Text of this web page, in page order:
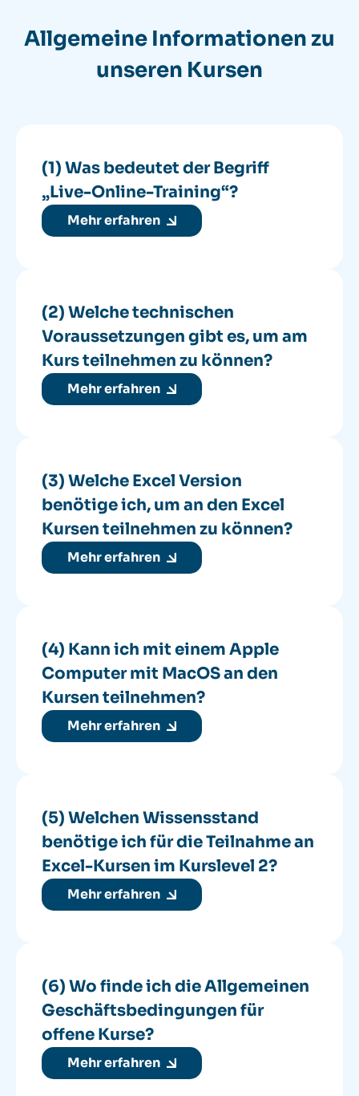
Allgemeine Informationen zu
unseren Kursen
(1) Was bedeutet der Begriff
„Live-Online-Training“?
Mehr erfahren
(2) Welche technischen
Voraussetzungen gibt es, um am
Kurs teilnehmen zu können?
Mehr erfahren
(3) Welche Excel Version
benötige ich, um an den Excel
Kursen teilnehmen zu können?
Mehr erfahren
(4) Kann ich mit einem Apple
Computer mit MacOS an den
Kursen teilnehmen?
Mehr erfahren
(5) Welchen Wissensstand
benötige ich für die Teilnahme an
Excel-Kursen im Kurslevel 2?
Mehr erfahren
(6) Wo finde ich die Allgemeinen
Geschäftsbedingungen für
offene Kurse?
Mehr erfahren